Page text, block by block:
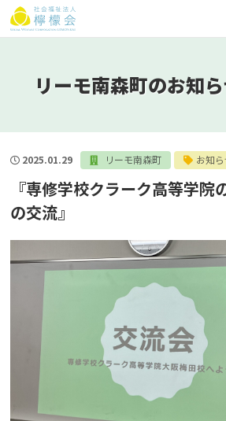
リーモ南森町のお知
2025.01.29 リーモ南森町 お知
『専修学校クラーク高等学院
の交流』